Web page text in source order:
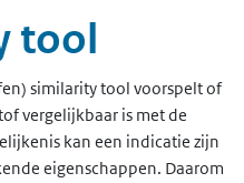
tool
similarity tool voorspelt of
vergelijkbaar is met de
tabblad)
kan een indicatie zijn
eigenschappen. Daarom